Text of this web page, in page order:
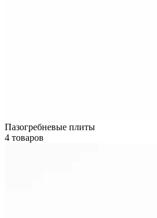
Пазогребневые плиты
4 товаров